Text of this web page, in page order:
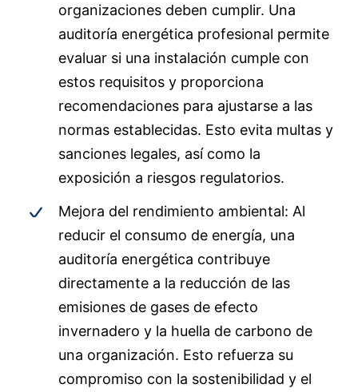
organizaciones deben cumplir. Una
auditoría energética profesional permite
evaluar si una instalación cumple con
estos requisitos y proporciona
recomendaciones para ajustarse a las
normas establecidas. Esto evita multas y
sanciones legales, así como la
exposición a riesgos regulatorios.
Mejora del rendimiento ambiental: Al
reducir el consumo de energía, una
auditoría energética contribuye
directamente a la reducción de las
emisiones de gases de efecto
invernadero y la huella de carbono de
una organización. Esto refuerza su
compromiso con la sostenibilidad y el